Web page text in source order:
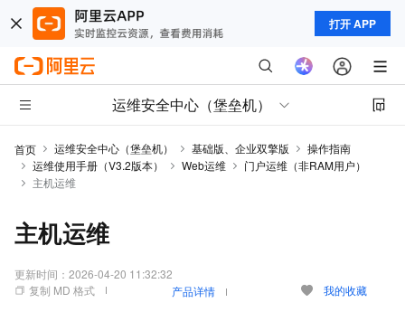
打开 APP
运维安全中心（堡垒机）
首页 运维安全中心（堡垒机） 基础版、企业双擎版
操作指南
运维使用手册（V3.2版本）
Web运维
门户运维（非RAM用户）
主机运维
主机运维
更新时间： 2026-04-20 11:32:32
复制 MD 格式
产品详情 我的收藏